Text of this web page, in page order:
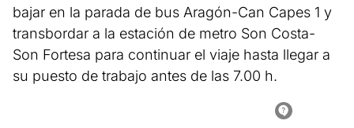
bajar en la parada de bus Aragón-Can Capes 1 y
transbordar a la estación de metro Son Costa-
Son Fortesa para continuar el viaje hasta llegar a
su puesto de trabajo antes de las 7.00 h.